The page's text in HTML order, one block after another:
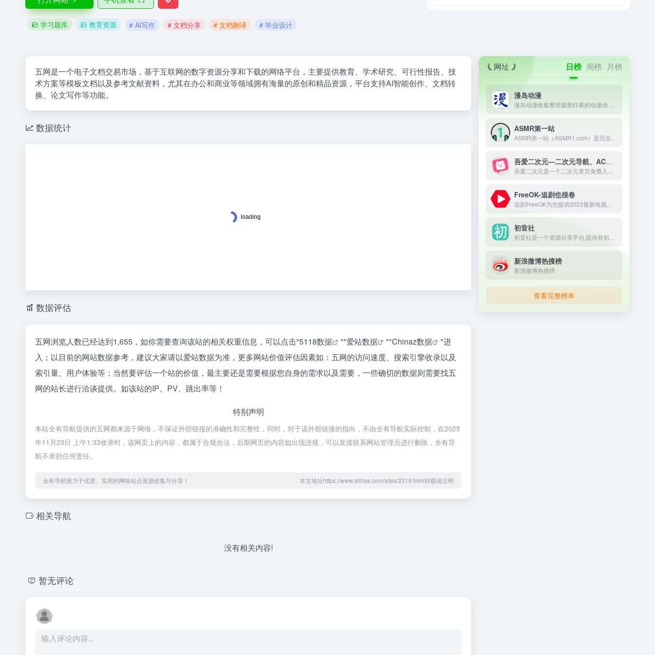
学习题库 教育资源 # AI写作 # 文档分享 # 文档翻译 # 毕业设计
五网是一个电子文档交易市场，基于互联网的数字资源分享和下载的网络平台，主要提供教育、学术研究、可行性报告、技
术方案等模板文档以及参考文献资料，尤其在办公和商业等领域拥有海量的原创和精品资源，平台支持AI智能创作、文档转
换、论文写作等功能。
数据统计
数据评估
五网浏览人数已经达到1,655，如你需要查询该站的相关权重信息，可以点击"5118数据 ""爱站数据 ""Chinaz数据
"进
入；以目前的网站数据参考，建议大家请以爱站数据为准，更多网站价值评估因素如：五网的访问速度、搜索引擎收录以及
索引量、用户体验等；当然要评估一个站的价值，最主要还是需要根据您自身的需求以及需要，一些确切的数据则需要找五
网的站长进行洽谈提供。如该站的IP、PV、跳出率等！
特别声明
本站全有导航提供的五网都来源于网络，不保证外部链接的准确性和完整性，同时，对于该外部链接的指向，不由全有导航实际控制，在2025
年11月23日 上午1:33收录时，该网页上的内容，都属于合规合法，后期网页的内容如出现违规，可以直接联系网站管理员进行删除，全有导
航不承担任何责任。
全有导航致力于优质、实用的网络站点资源收集与分享！ 本文地址https://www.allhas.com/sites/2319.html转载请注明
相关导航
没有相关内容!
暂无评论
网址 日榜 周榜 月榜
漫岛动漫
ASMR第一站
吾爱二次元—二次元导航、ACG导航、宅男导航
FreeOK-追剧也很卷
初音社
新浪微博热搜榜
新浪微博热搜榜
查看完整榜单